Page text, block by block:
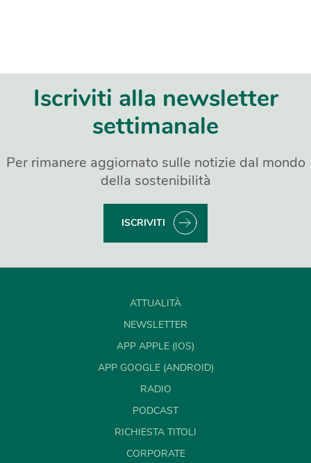
Iscriviti alla newsletter
settimanale
Per rimanere aggiornato sulle notizie dal mondo
della sostenibilità
ISCRIVITI
ATTUALITÀ
NEWSLETTER
APP APPLE (IOS)
APP GOOGLE (ANDROID)
RADIO
PODCAST
RICHIESTA TITOLI
CORPORATE